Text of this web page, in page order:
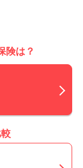
えられる
者が亡くなっ
取人に、あら
。
険は？